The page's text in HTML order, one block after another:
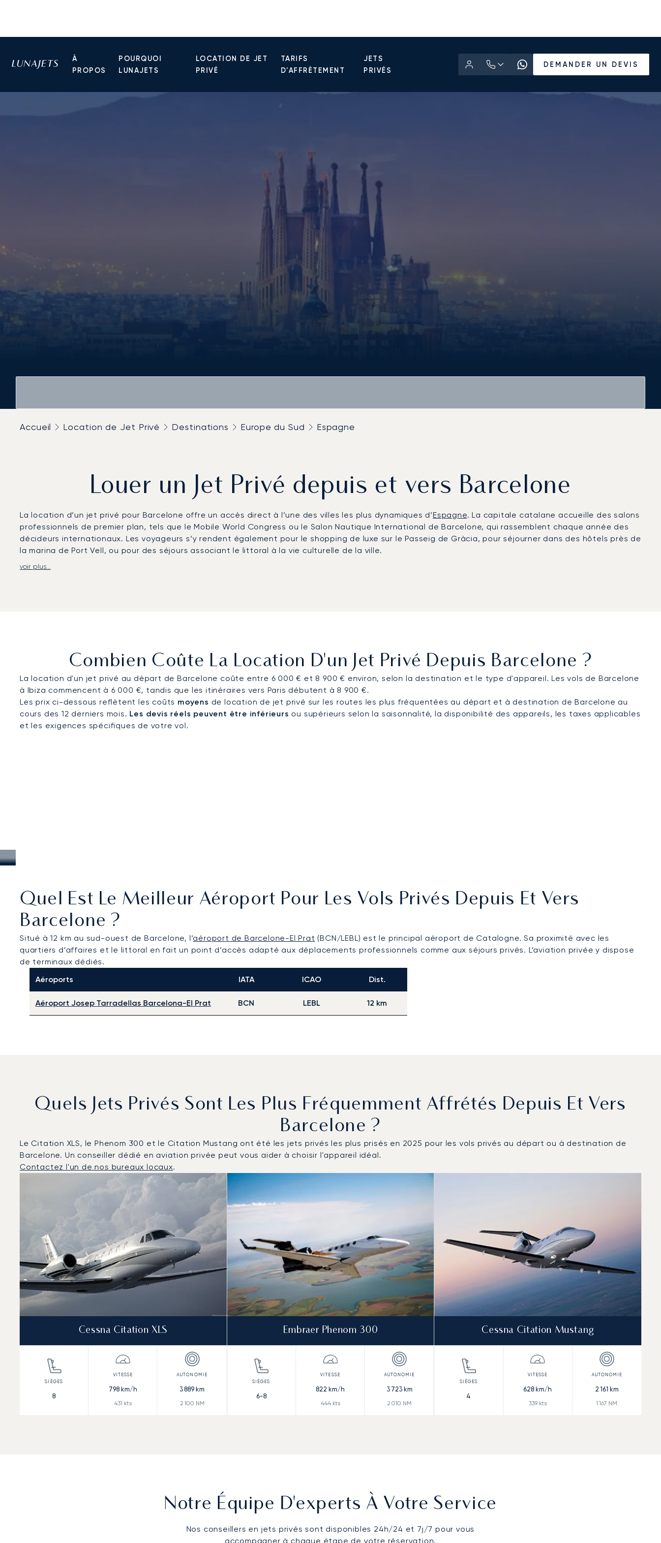
À
PROPOS
POURQUOI
LUNAJETS
LOCATION DE JET
PRIVÉ
TARIFS
D'AFFRÈTEMENT
JETS
PRIVÉS
DEMANDER UN DEVIS
Accueil Location de Jet Privé Destinations Europe du Sud Espagne
Louer un Jet Privé depuis et vers Barcelone
La location d’un jet privé pour Barcelone offre un accès direct à l’une des villes les plus dynamiques d’Espagne. La capitale catalane accueille des salons
professionnels de premier plan, tels que le Mobile World Congress ou le Salon Nautique International de Barcelone, qui rassemblent chaque année des
décideurs internationaux. Les voyageurs s’y rendent également pour le shopping de luxe sur le Passeig de Gràcia, pour séjourner dans des hôtels près de
la marina de Port Vell, ou pour des séjours associant le littoral à la vie culturelle de la ville.
LunaJets organise des vols privés vers l’aéroport Josep Tarradellas Barcelone-El Prat (BCN), dont les terminaux dédiés à l’aviation privée se situent à
voir plus...
Combien Coûte La Location D'un Jet Privé Depuis Barcelone ?
La location d'un jet privé au départ de Barcelone coûte entre 6 000 € et 8 900 € environ, selon la destination et le type d'appareil. Les vols de Barcelone
à Ibiza commencent à 6 000 €, tandis que les itinéraires vers Paris débutent à 8 900 €.
Les prix ci-dessous reflètent les coûts moyens de location de jet privé sur les routes les plus fréquentées au départ et à destination de Barcelone au
cours des 12 derniers mois. Les devis réels peuvent être inférieurs ou supérieurs selon la saisonnalité, la disponibilité des appareils, les taxes applicables
et les exigences spécifiques de votre vol.
Quel Est Le Meilleur Aéroport Pour Les Vols Privés Depuis Et Vers
Barcelone ?
Situé à 12 km au sud-ouest de Barcelone, l’aéroport de Barcelone-El Prat (BCN/LEBL) est le principal aéroport de Catalogne. Sa proximité avec les
quartiers d’affaires et le littoral en fait un point d’accès adapté aux déplacements professionnels comme aux séjours privés. L’aviation privée y dispose
de terminaux dédiés.
Aéroports
IATA ICAO Dist.
Aéroport Josep Tarradellas Barcelona-El Prat BCN LEBL 12 km
Quels Jets Privés Sont Les Plus Fréquemment Affrétés Depuis Et Vers
Barcelone ?
Le Citation XLS, le Phenom 300 et le Citation Mustang ont été les jets privés les plus prisés en 2025 pour les vols privés au départ ou à destination de
Barcelone. Un conseiller dédié en aviation privée peut vous aider à choisir l'appareil idéal.
Contactez l'un de nos bureaux locaux.
Barcelone : Les 3 modèles d'aéronefs les plus fréquentés en nombre de mouvements en 2025
Modèle d'aéronef
Sièges
Vitesse (nœuds)
Autonomie (km)
Cessna Citation XLS
8
798km/h
431 kts
3 889 km
2 100 NM
Embraer Phenom 300
6-8
822 km/h
444kts
3 723km
2 010 NM
Cessna Citation Mustang
4
628 km/h
339kts
2 161 km
1 167 NM
Notre Équipe D'experts À Votre Service
Nos conseillers en jets privés sont disponibles 24h/24 et 7j/7 pour vous
accompagner à chaque étape de votre réservation.